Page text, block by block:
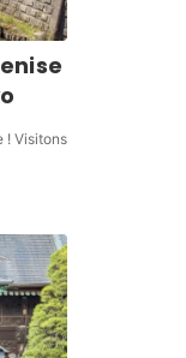
! Visitons